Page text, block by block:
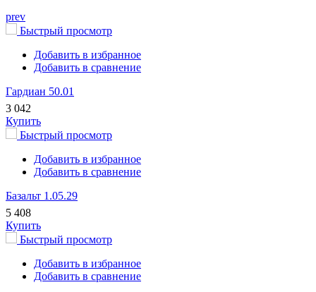
prev
Быстрый просмотр
Добавить в избранное
Добавить в сравнение
Гардиан 50.01
3 042
Купить
Быстрый просмотр
Добавить в избранное
Добавить в сравнение
Базальт 1.05.29
5 408
Купить
Быстрый просмотр
Добавить в избранное
Добавить в сравнение